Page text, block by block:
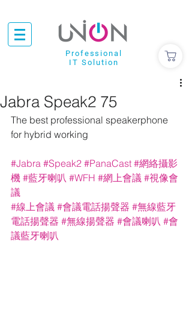
Professional
IT Solution
Jabra Speak2 75
The best professional speakerphone
for hybrid working
#Jabra #Speak2 #PanaCast #網絡攝影
機 #藍牙喇叭 #WFH #網上會議 #視像會
議
#線上會議 #會議電話揚聲器 #無線藍牙
電話揚聲器 #無線揚聲器 #會議喇叭 #會
議藍牙喇叭